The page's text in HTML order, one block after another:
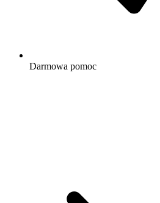
Darmowa pomoc